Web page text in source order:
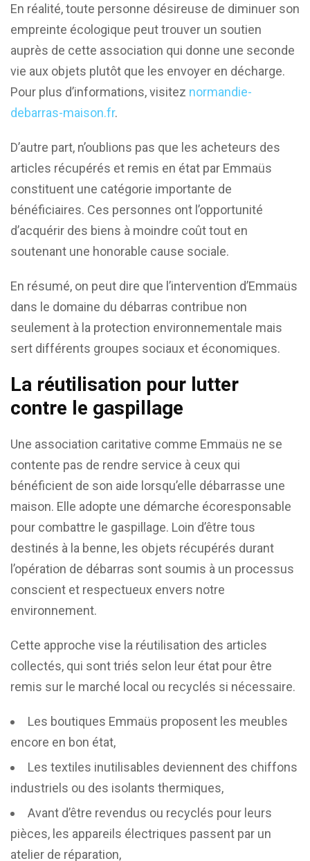
En réalité, toute personne désireuse de diminuer son
empreinte écologique peut trouver un soutien
auprès de cette association qui donne une seconde
vie aux objets plutôt que les envoyer en décharge.
Pour plus d’informations, visitez normandie-
debarras-maison.fr.
D’autre part, n’oublions pas que les acheteurs des
articles récupérés et remis en état par Emmaüs
constituent une catégorie importante de
bénéficiaires. Ces personnes ont l’opportunité
d’acquérir des biens à moindre coût tout en
soutenant une honorable cause sociale.
En résumé, on peut dire que l’intervention d’Emmaüs
dans le domaine du débarras contribue non
seulement à la protection environnementale mais
sert différents groupes sociaux et économiques.
La réutilisation pour lutter
contre le gaspillage
Une association caritative comme Emmaüs ne se
contente pas de rendre service à ceux qui
bénéficient de son aide lorsqu’elle débarrasse une
maison. Elle adopte une démarche écoresponsable
pour combattre le gaspillage. Loin d’être tous
destinés à la benne, les objets récupérés durant
l’opération de débarras sont soumis à un processus
conscient et respectueux envers notre
environnement.
Cette approche vise la réutilisation des articles
collectés, qui sont triés selon leur état pour être
remis sur le marché local ou recyclés si nécessaire.
Les boutiques Emmaüs proposent les meubles
encore en bon état,
Les textiles inutilisables deviennent des chiffons
industriels ou des isolants thermiques,
Avant d’être revendus ou recyclés pour leurs
pièces, les appareils électriques passent par un
atelier de réparation,